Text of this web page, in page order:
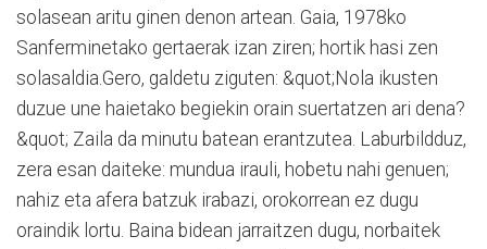
solasean aritu ginen denon artean. Gaia, 1978ko
Sanferminetako gertaerak izan ziren; hortik hasi zen
solasaldia.Gero, galdetu ziguten: &quot;Nola ikusten
duzue une haietako begiekin orain suertatzen ari dena?
&quot; Zaila da minutu batean erantzutea. Laburbildduz,
zera esan daiteke: mundua irauli, hobetu nahi genuen;
nahiz eta afera batzuk irabazi, orokorrean ez dugu
oraindik lortu. Baina bidean jarraitzen dugu, norbaitek